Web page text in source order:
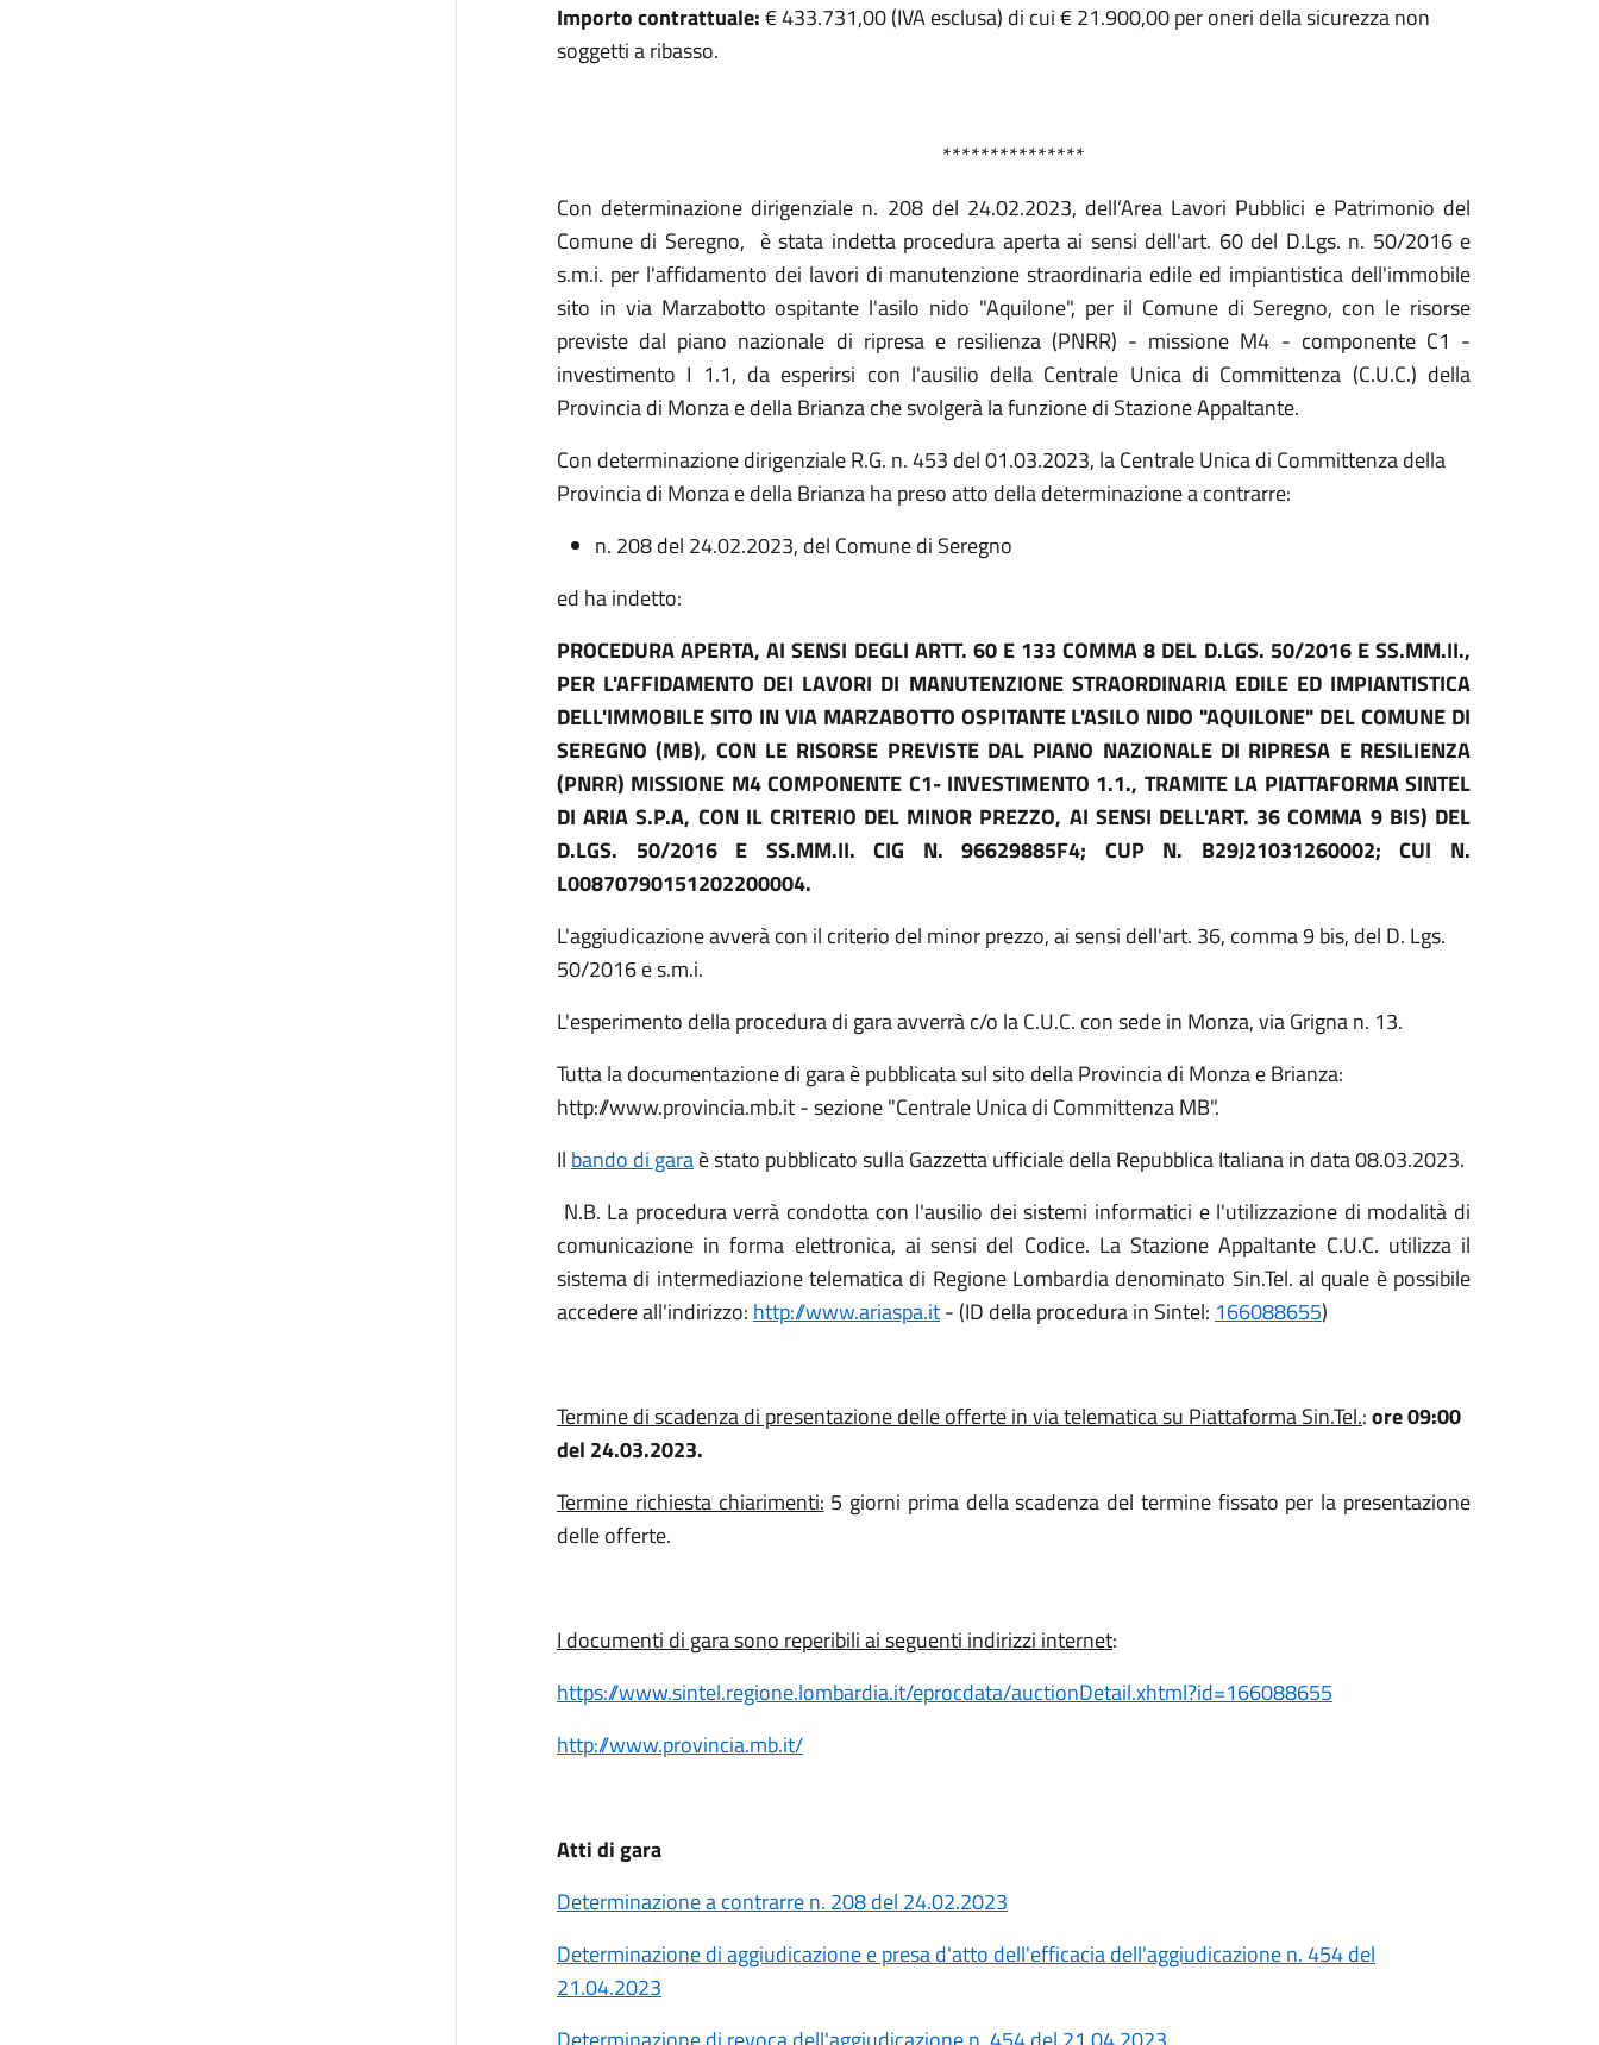
Importo contrattuale:€ 433.731,00 (IVA esclusa) di cui € 21.900,00 per oneri della sicurezza non
soggetti a ribasso.
***************
Con determinazione dirigenziale n. 208 del 24.02.2023, dell’Area Lavori Pubblici e Patrimonio del
Comune di Seregno, è stata indetta procedura aperta ai sensi dell'art. 60 del D.Lgs. n. 50/2016 e
s.m.i. per l'affidamento dei lavori di manutenzione straordinaria edile ed impiantistica dell'immobile
sito in via Marzabotto ospitante l'asilo nido "Aquilone", per il Comune di Seregno, con le risorse
previste dal piano nazionale di ripresa e resilienza (PNRR) - missione M4 - componente C1 -
investimento I 1.1, da esperirsi con l'ausilio della Centrale Unica di Committenza (C.U.C.) della
Provincia di Monza e della Brianza che svolgerà la funzione di Stazione Appaltante.
Con determinazione dirigenziale R.G. n. 453 del 01.03.2023, la Centrale Unica di Committenza della
Provincia di Monza e della Brianza ha preso atto della determinazione a contrarre:
n. 208 del 24.02.2023, del Comune di Seregno
ed ha indetto:
PROCEDURA APERTA, AI SENSI DEGLI ARTT. 60 E 133 COMMA 8 DEL D.LGS. 50/2016 E SS.MM.II.,
PER L'AFFIDAMENTO DEI LAVORI DI MANUTENZIONE STRAORDINARIA EDILE ED IMPIANTISTICA
DELL'IMMOBILE SITO IN VIA MARZABOTTO OSPITANTE L'ASILO NIDO "AQUILONE" DEL COMUNE DI
SEREGNO (MB), CON LE RISORSE PREVISTE DAL PIANO NAZIONALE DI RIPRESA E RESILIENZA
(PNRR) MISSIONE M4 COMPONENTE C1- INVESTIMENTO 1.1., TRAMITE LA PIATTAFORMA SINTEL
DI ARIA S.P.A, CON IL CRITERIO DEL MINOR PREZZO, AI SENSI DELL'ART. 36 COMMA 9 BIS) DEL
D.LGS. 50/2016 E SS.MM.II. CIG N. 96629885F4; CUP N. B29J21031260002; CUI N.
L00870790151202200004.
L'aggiudicazione avverà con il criterio del minor prezzo, ai sensi dell'art. 36, comma 9 bis, del D. Lgs.
50/2016 e s.m.i.
L'esperimento della procedura di gara avverrà c/o la C.U.C. con sede in Monza, via Grigna n. 13.
Tutta la documentazione di gara è pubblicata sul sito della Provincia di Monza e Brianza:
http://www.provincia.mb.it - sezione "Centrale Unica di Committenza MB".
Il bando di garaè stato pubblicato sulla Gazzetta ufficiale della Repubblica Italiana in data 08.03.2023.
N.B. La procedura verrà condotta con l'ausilio dei sistemi informatici e l'utilizzazione di modalità di
comunicazione in forma elettronica, ai sensi del Codice. La Stazione Appaltante C.U.C. utilizza il
sistema di intermediazione telematica di Regione Lombardia denominato Sin.Tel. al quale è possibile
accedere all'indirizzo: http://www.ariaspa.it- (ID della procedura in Sintel: 166088655)
Termine di scadenza di presentazione delle offerte in via telematica su Piattaforma Sin.Tel.:ore 09:00
del 24.03.2023.
Termine richiesta chiarimenti: 5 giorni prima della scadenza del termine fissato per la presentazione
delle offerte.
I documenti di gara sono reperibili ai seguenti indirizzi internet:
https://www.sintel.regione.lombardia.it/eprocdata/auctionDetail.xhtml?id=166088655
http://www.provincia.mb.it/
Atti di gara
Determinazione a contrarre n. 208 del 24.02.2023
Determinazione di aggiudicazione e presa d'atto dell'efficacia dell'aggiudicazione n. 454 del
21.04.2023